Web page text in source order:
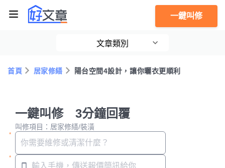
一鍵叫修
文章類別
首頁 居家修繕 陽台空間4設計，讓你曬衣更順利
一鍵叫修 3分鐘回覆
叫修項目：居家修繕/裝潢